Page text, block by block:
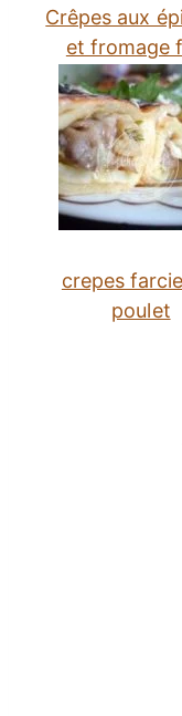
Crêpes aux
et fromage
crepes
poulet